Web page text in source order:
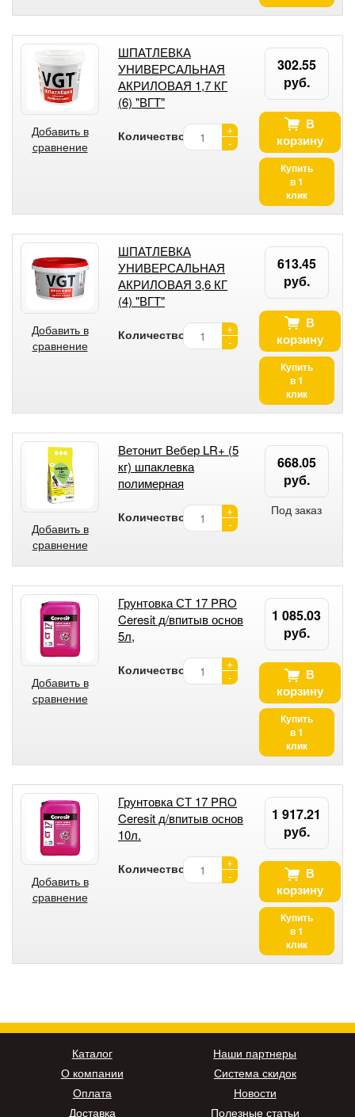
Добавить в
сравнение
ШПАТЛЕВКА
УНИВЕРСАЛЬНАЯ
АКРИЛОВАЯ 1,7 КГ
(6) "ВГТ"
Количество:
+
-
302.55
руб.
В
корзину
Купить
в 1
клик
Добавить в
сравнение
ШПАТЛЕВКА
УНИВЕРСАЛЬНАЯ
АКРИЛОВАЯ 3,6 КГ
(4) "ВГТ"
Количество:
+
-
613.45
руб.
В
корзину
Купить
в 1
клик
Добавить в
сравнение
Ветонит Вебер LR+ (5
кг) шпаклевка
полимерная
Количество:
+
-
668.05
руб.
Под заказ
Добавить в
сравнение
Грунтовка СТ 17 PRO
Ceresit д/впитыв основ
5л,
Количество:
+
-
1 085.03
руб.
В
корзину
Купить
в 1
клик
Добавить в
сравнение
Грунтовка СТ 17 PRO
Ceresit д/впитыв основ
10л.
Количество:
+
-
1 917.21
руб.
В
корзину
Купить
в 1
клик
Каталог
О компании
Оплата
Доставка
Наши партнеры
Система скидок
Новости
Полезные статьи